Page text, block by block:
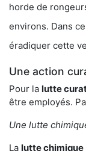
horde de
environs. Dans
éradiquer cette
Une action
Pour la lutte
être employés.
Une lutte
La lutte chimique